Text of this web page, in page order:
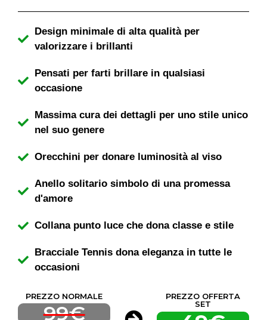
Design minimale di alta qualità per
valorizzare i brillanti
Pensati per farti brillare in qualsiasi
occasione
Massima cura dei dettagli per uno stile unico
nel suo genere
Orecchini per donare luminosità al viso
Anello solitario simbolo di una promessa
d'amore
Collana punto luce che dona classe e stile
Bracciale Tennis dona eleganza in tutte le
occasioni
PREZZO NORMALE
99€
PREZZO OFFERTA
SET